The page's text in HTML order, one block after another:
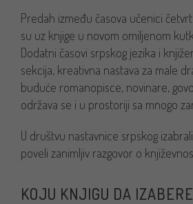
Predah između časova učenici
su uz knjige u novom omiljenom
Dodatni časovi srpskog jezika i
sekcija, kreativna nastava za male
buduće romanopisce, novinare,
održava se i u prostoriji sa mnogo
U društvu nastavnice srpskog
poveli zanimljiv razgovor o
KOJU KNJIGU DA